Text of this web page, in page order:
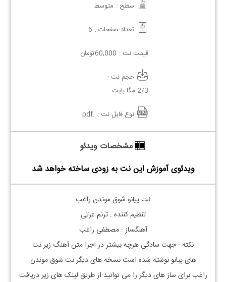
سطح : متوسط
تعداد صفحات : 6
قیمت نت : 60,000تومان
حجم نت :
2/3 مگا بایت
نوع فایل نت : .pdf
مشخصات ویدئو
ویدئوی آموزش این نت به زودی ساخته خواهد شد
نت پیانو شوق موندن راغب
تنظیم کننده : ترنم عزتی
آهنگساز : مصطفی راغب
نکته : جهت سادگی هرچه بیشتر در اجرا متن آهنگ زیر نت
هایپیانونوشته شده است نسخه های دیگر نت شوق موندن
راغببرای ساز های دیگر را می توانید از طریق لینک های زیر دریافت